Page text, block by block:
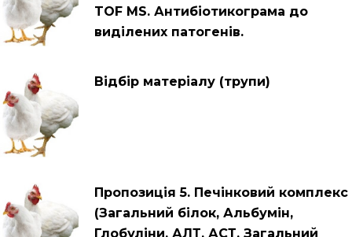
TOF MS. Антибіотикограма до
виділених патогенів.
Відбір матеріалу (трупи)
Пропозиція 5. Печінковий комплекс
(Загальний білок, Альбумін,
Глобуліни, АЛТ, АСТ, Загальний